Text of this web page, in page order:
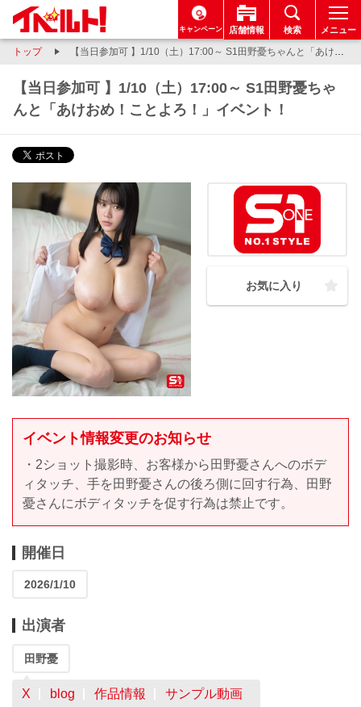
キャンペーン 店舗情報 検索 メニュー
トップ 【当日参加可 】1/10（土）17:00～ S1田野憂ちゃんと「あけおめ！ことよろ！」イベント！
【当日参加可 】1/10（土）17:00～ S1田野憂ちゃ
んと「あけおめ！ことよろ！」イベント！
お気に入り
イベント情報変更のお知らせ
・2ショット撮影時、お客様から田野憂さんへのボデ
ィタッチ、手を田野憂さんの後ろ側に回す行為、田野
憂さんにボディタッチを促す行為は禁止です。
開催日
2026/1/10
出演者
田野憂
X blog 作品情報 サンプル動画